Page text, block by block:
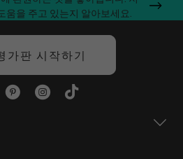
움을 주고 있는지 알아보세요.
가판 시작하기